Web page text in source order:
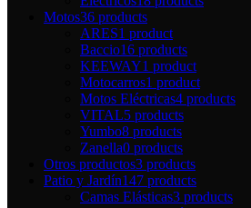
Motos36 products
ARES1 product
Baccio16 products
KEEWAY1 product
Motocarros1 product
Motos Eléctricas4 products
VITAL5 products
Yumbo8 products
Zanella0 products
Otros productos3 products
Patio y Jardín147 products
Camas Elásticas3 products